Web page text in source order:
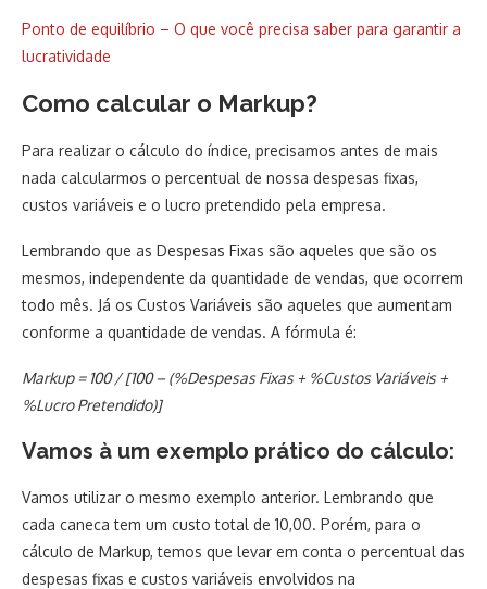
Ponto de equilíbrio – O que você precisa saber para garantir a
lucratividade
Como calcular o Markup?
Para realizar o cálculo do índice, precisamos antes de mais
nada calcularmos o percentual de nossa despesas fixas,
custos variáveis e o lucro pretendido pela empresa.
Lembrando que as Despesas Fixas são aqueles que são os
mesmos, independente da quantidade de vendas, que ocorrem
todo mês. Já os Custos Variáveis são aqueles que aumentam
conforme a quantidade de vendas. A fórmula é:
Markup = 100 / [100 – (%Despesas Fixas + %Custos Variáveis +
%Lucro Pretendido)]
Vamos à um exemplo prático do cálculo:
Vamos utilizar o mesmo exemplo anterior. Lembrando que
cada caneca tem um custo total de 10,00. Porém, para o
cálculo de Markup, temos que levar em conta o percentual das
despesas fixas e custos variáveis envolvidos na